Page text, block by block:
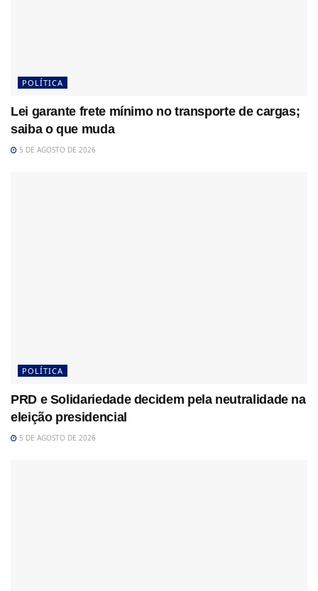
POLÍTICA
Lei garante frete mínimo no transporte de cargas;
saiba o que muda
5 DE AGOSTO DE 2026
POLÍTICA
PRD e Solidariedade decidem pela neutralidade na
eleição presidencial
5 DE AGOSTO DE 2026